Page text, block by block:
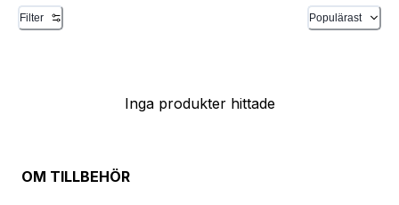
Filter Populärast
Inga produkter hittade
OM TILLBEHÖR